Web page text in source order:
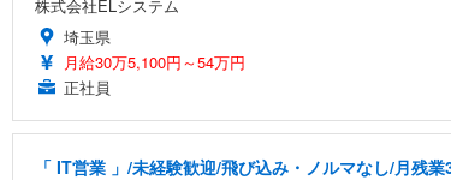
株式会社ELシステム
埼玉県
月給30万5,100円～54万円
正社員
「 IT営業 」/未経験歓迎/飛び込み・ノルマなし/月残